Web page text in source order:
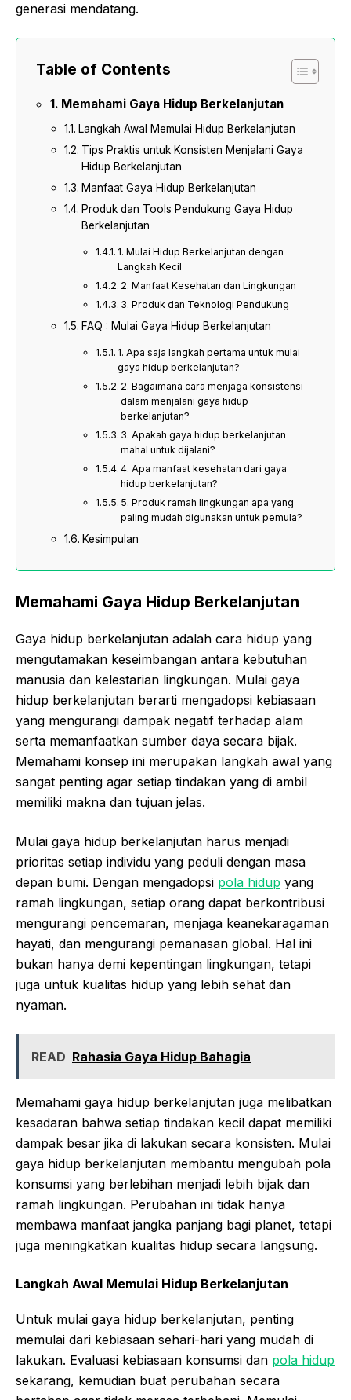
generasi mendatang.
Table of Contents
Memahami Gaya Hidup Berkelanjutan
Langkah Awal Memulai Hidup Berkelanjutan
Tips Praktis untuk Konsisten Menjalani Gaya
Hidup Berkelanjutan
Manfaat Gaya Hidup Berkelanjutan
Produk dan Tools Pendukung Gaya Hidup
Berkelanjutan
1. Mulai Hidup Berkelanjutan dengan
Langkah Kecil
2. Manfaat Kesehatan dan Lingkungan
3. Produk dan Teknologi Pendukung
FAQ : Mulai Gaya Hidup Berkelanjutan
1. Apa saja langkah pertama untuk mulai
gaya hidup berkelanjutan?
2. Bagaimana cara menjaga konsistensi
dalam menjalani gaya hidup
berkelanjutan?
3. Apakah gaya hidup berkelanjutan
mahal untuk dijalani?
4. Apa manfaat kesehatan dari gaya
hidup berkelanjutan?
5. Produk ramah lingkungan apa yang
paling mudah digunakan untuk pemula?
Kesimpulan
Memahami Gaya Hidup Berkelanjutan
Gaya hidup berkelanjutan adalah cara hidup yang
mengutamakan keseimbangan antara kebutuhan
manusia dan kelestarian lingkungan. Mulai gaya
hidup berkelanjutan berarti mengadopsi kebiasaan
yang mengurangi dampak negatif terhadap alam
serta memanfaatkan sumber daya secara bijak.
Memahami konsep ini merupakan langkah awal yang
sangat penting agar setiap tindakan yang di ambil
memiliki makna dan tujuan jelas.
Mulai gaya hidup berkelanjutan harus menjadi
prioritas setiap individu yang peduli dengan masa
depan bumi. Dengan mengadopsi pola hidup yang
ramah lingkungan, setiap orang dapat berkontribusi
mengurangi pencemaran, menjaga keanekaragaman
hayati, dan mengurangi pemanasan global. Hal ini
bukan hanya demi kepentingan lingkungan, tetapi
juga untuk kualitas hidup yang lebih sehat dan
nyaman.
READ Rahasia Gaya Hidup Bahagia
Memahami gaya hidup berkelanjutan juga melibatkan
kesadaran bahwa setiap tindakan kecil dapat memiliki
dampak besar jika di lakukan secara konsisten. Mulai
gaya hidup berkelanjutan membantu mengubah pola
konsumsi yang berlebihan menjadi lebih bijak dan
ramah lingkungan. Perubahan ini tidak hanya
membawa manfaat jangka panjang bagi planet, tetapi
juga meningkatkan kualitas hidup secara langsung.
Langkah Awal Memulai Hidup Berkelanjutan
Untuk mulai gaya hidup berkelanjutan, penting
memulai dari kebiasaan sehari-hari yang mudah di
lakukan. Evaluasi kebiasaan konsumsi dan pola hidup
sekarang, kemudian buat perubahan secara